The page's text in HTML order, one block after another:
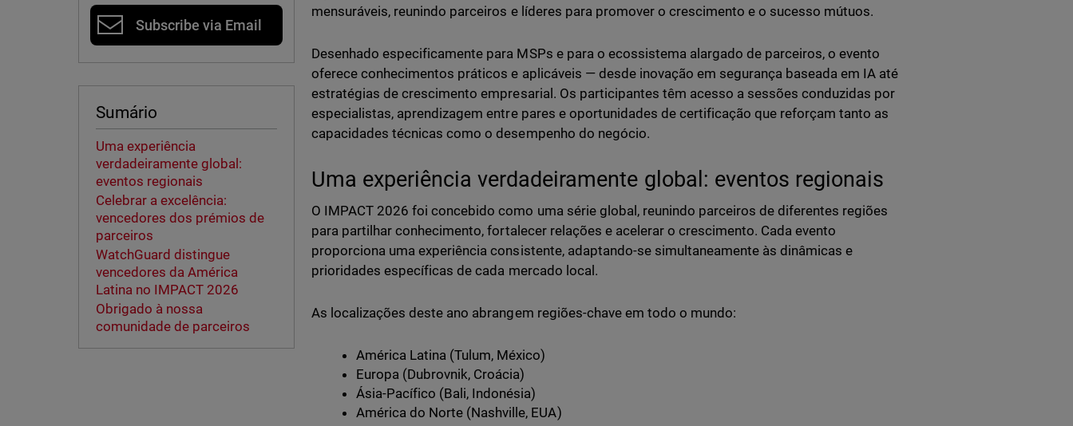
Subscribe via Email
Sumário
Uma experiência
verdadeiramente global:
eventos regionais
Celebrar a excelência:
vencedores dos prémios de
parceiros
WatchGuard distingue
vencedores da América
Latina no IMPACT 2026
Obrigado à nossa
comunidade de parceiros
mensuráveis, reunindo parceiros e líderes para promover o crescimento e o sucesso mútuos.
Desenhado especificamente para MSPs e para o ecossistema alargado de parceiros, o evento
oferece conhecimentos práticos e aplicáveis — desde inovação em segurança baseada em IA até
estratégias de crescimento empresarial. Os participantes têm acesso a sessões conduzidas por
especialistas, aprendizagem entre pares e oportunidades de certificação que reforçam tanto as
capacidades técnicas como o desempenho do negócio.
Uma experiência verdadeiramente global: eventos regionais
O IMPACT 2026 foi concebido como uma série global, reunindo parceiros de diferentes regiões
para partilhar conhecimento, fortalecer relações e acelerar o crescimento. Cada evento
proporciona uma experiência consistente, adaptando-se simultaneamente às dinâmicas e
prioridades específicas de cada mercado local.
As localizações deste ano abrangem regiões-chave em todo o mundo:
América Latina (Tulum, México)
Europa (Dubrovnik, Croácia)
Ásia-Pacífico (Bali, Indonésia)
América do Norte (Nashville, EUA)